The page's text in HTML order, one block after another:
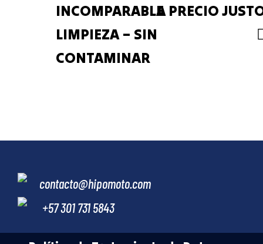
INCOMPARABLE
LIMPIEZA – SIN
CONTAMINAR
A PRECIO
contacto@hipomoto.com
+57 301 731 5843